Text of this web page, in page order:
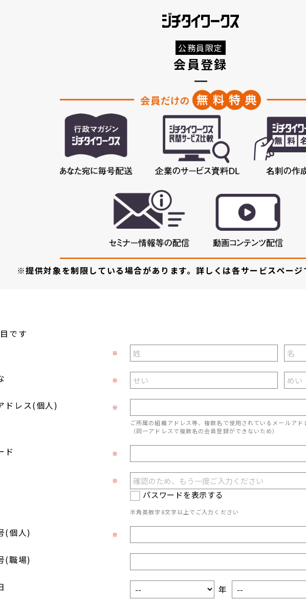
公務員限定
会員登録
※提供対象を制限している場合があります。詳しくは各サービスページ
です
※
※
ドレス(個人)
※
ご所属の組織アドレス等、複数名で使用されているメールアド
（同一アドレスで複数名の会員登録ができないため）
ド ※
※
パスワードを表示する
半角英数字8文字以上でご入力ください
(個人) ※
(職場)
年